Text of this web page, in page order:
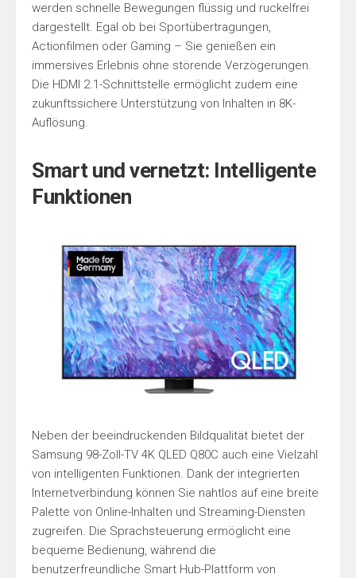
werden schnelle Bewegungen flüssig und ruckelfrei
dargestellt. Egal ob bei Sportübertragungen,
Actionfilmen oder Gaming – Sie genießen ein
immersives Erlebnis ohne störende Verzögerungen.
Die HDMI 2.1-Schnittstelle ermöglicht zudem eine
zukunftssichere Unterstützung von Inhalten in 8K-
Auflösung.
Smart und vernetzt: Intelligente
Funktionen
Neben der beeindruckenden Bildqualität bietet der
Samsung 98-Zoll-TV 4K QLED Q80C auch eine Vielzahl
von intelligenten Funktionen. Dank der integrierten
Internetverbindung können Sie nahtlos auf eine breite
Palette von Online-Inhalten und Streaming-Diensten
zugreifen. Die Sprachsteuerung ermöglicht eine
bequeme Bedienung, während die
benutzerfreundliche Smart Hub-Plattform von